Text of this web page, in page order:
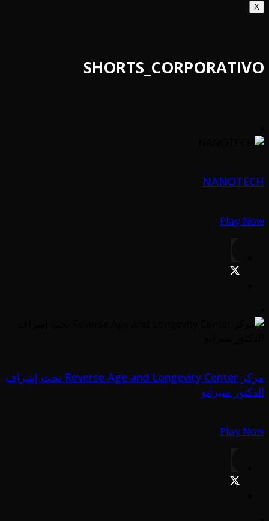
X
SHORTS_CORPORATIVO
NANOTECH
Play Now
مركز Reverse Age and Longevity Center تحت إشراف
الدكتور سيرانو
Play Now